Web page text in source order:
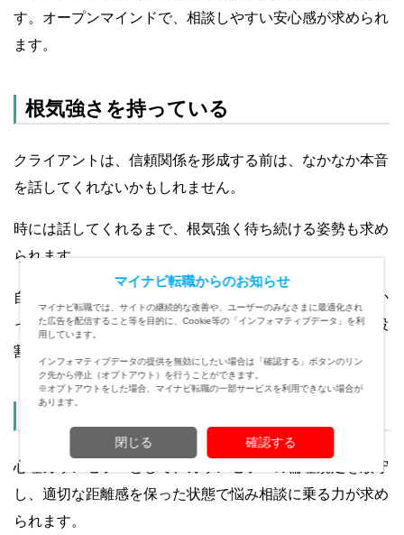
す。オープンマインドで、相談しやすい安心感が求められ
ます。
根気強さを持っている
クライアントは、信頼関係を形成する前は、なかなか本音
を話してくれないかもしれません。
時には話してくれるまで、根気強く待ち続ける姿勢も求め
られます。
自分の意見を押し付けることなく、寄り添い、時間がかか
っても主体的に語るまで待つことも心理カウンセラーの役
割です。
心理カウンセラーとして、カウンセラーの倫理規定を順守
し、適切な距離感を保った状態で悩み相談に乗る力が求め
られます。
マイナビ転職からのお知らせ
マイナビ転職では、サイトの継続的な改善や、ユーザーのみなさまに最適化され
た広告を配信すること等を目的に、Cookie等の「インフォマティブデータ」を利
用しています。
インフォマティブデータの提供を無効にしたい場合は「確認する」ボタンのリン
ク先から停止（オプトアウト）を行うことができます。
※オプトアウトをした場合、マイナビ転職の一部サービスを利用できない場合が
あります。
閉じる 確認する